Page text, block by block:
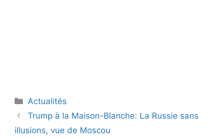
Catégories
Actualités
Trump à la Maison-Blanche: La Russie sans
illusions, vue de Moscou